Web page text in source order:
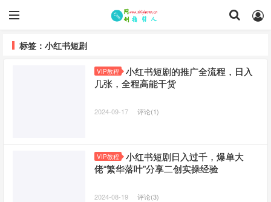
标签：小红书短剧
VIP教程
小红书短剧的推广全流程，日入
几张，全程高能干货
2024-09-17 评论(1)
VIP教程
小红书短剧日入过千，爆单大
佬“繁华落叶”分享二创实操经验
2024-08-19 评论(3)